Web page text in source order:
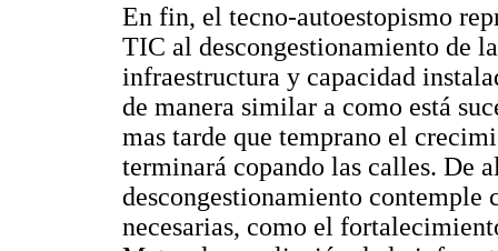
En fin, el tecno-autoestopismo
TIC al descongestionamiento de
infraestructura y capacidad
de manera similar a como está
mas tarde que temprano el
terminará copando las calles. De
descongestionamiento
necesarias, como el